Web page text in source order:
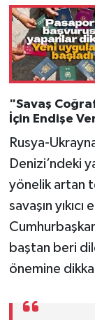
"Savaş
İçin Endişe
Rusya-
Denizi’ndeki
yönelik artan
savaşın yıkıcı
baştan beri
önemine